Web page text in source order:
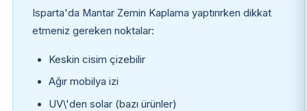
Isparta'da Mantar Zemin Kaplama yaptırırken dikkat
etmeniz gereken noktalar:
Keskin cisim çizebilir
Ağır mobilya izi
UV\'den solar (bazı ürünler)